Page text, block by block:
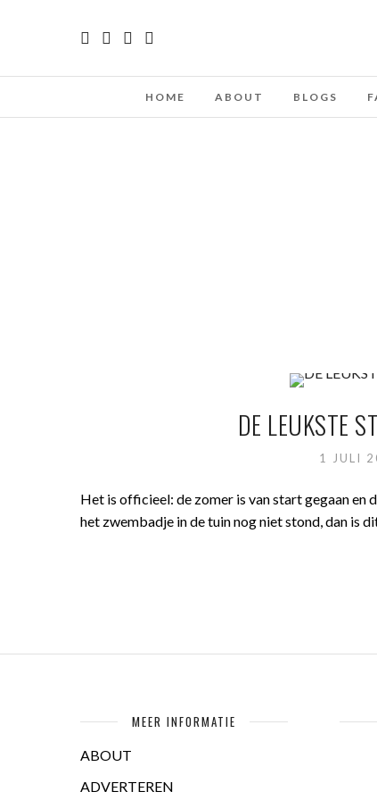
HOME ABOUT BLOGS
DE LEUKSTE
1 JULI
Het is officieel: de zomer is van start gegaan en
het zwembadje in de tuin nog niet stond, dan is
MEER INFORMATIE
ABOUT
ADVERTEREN